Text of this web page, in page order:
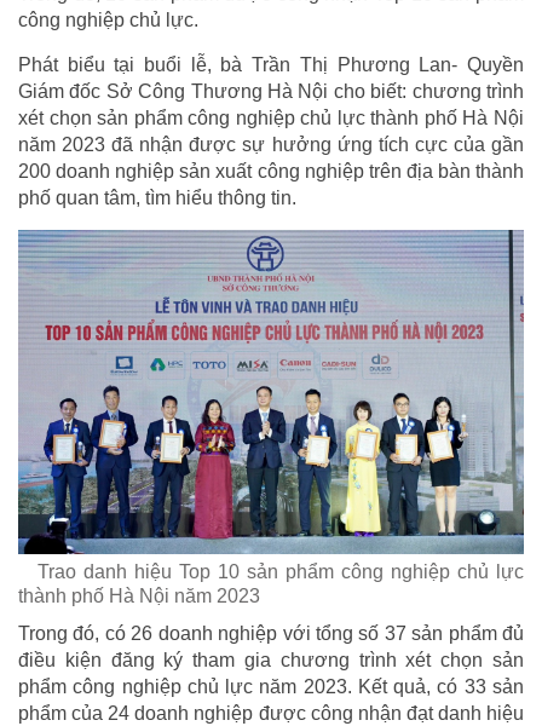
công nghiệp chủ lực.
Phát biểu tại buổi lễ, bà Trần Thị Phương Lan- Quyền
Giám đốc Sở Công Thương Hà Nội cho biết: chương trình
xét chọn sản phẩm công nghiệp chủ lực thành phố Hà Nội
năm 2023 đã nhận được sự hưởng ứng tích cực của gần
200 doanh nghiệp sản xuất công nghiệp trên địa bàn thành
phố quan tâm, tìm hiểu thông tin.
Trao danh hiệu Top 10 sản phẩm công nghiệp chủ lực
thành phố Hà Nội năm 2023
Trong đó, có 26 doanh nghiệp với tổng số 37 sản phẩm đủ
điều kiện đăng ký tham gia chương trình xét chọn sản
phẩm công nghiệp chủ lực năm 2023. Kết quả, có 33 sản
phẩm của 24 doanh nghiệp được công nhận đạt danh hiệu